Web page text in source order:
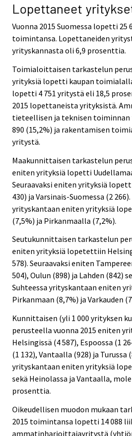
Lopettaneet
Vuonna 2015 Suomessa lopetti 25
toimintansa. Lopettaneiden
yrityskannasta oli 6,9 prosenttia.
Toimialoittaisen tarkastelun
yrityksiä lopetti kaupan
lopetti 4 751 yritystä eli 18,5
2015 lopettaneista yrityksistä.
tieteellisen ja teknisen
890 (15,2%) ja rakentamisen
yritystä.
Maakunnittaisen tarkastelun
eniten yrityksiä lopetti
Seuraavaksi eniten yrityksiä
430) ja Varsinais-Suomessa (2
yrityskantaan eniten yrityksiä
(7,5%) ja Pirkanmaalla (7,2%).
Seutukunnittaisen tarkastelun
eniten yrityksiä lopetettiin
578). Seuraavaksi eniten
504), Oulun (898) ja Lahden (842)
Suhteessa yrityskantaan eniten
Pirkanmaan (8,7%) ja Varkauden
Kunnittaisen (yli 1 000 yrityksen
perusteella vuonna 2015 eniten
Helsingissä (4 587), Espoossa (1
(1 132), Vantaalla (928) ja Turussa
yrityskantaan eniten yrityksiä
sekä Heinolassa ja Vantaalla,
prosenttia.
Oikeudellisen muodon mukaan
2015 toimintansa lopetti 14 088
ammatinharjoittajayritystä